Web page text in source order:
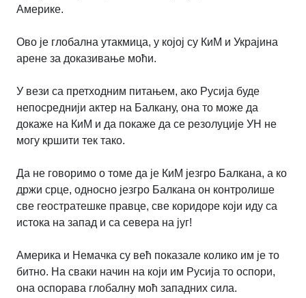
Америке.
Ово је глобална утакмица, у којој су КиМ и Украјина
арене за доказивање моћи.
У вези са претходним питањем, ако Русија буде
непосреднији актер на Балкану, она то може да
докаже на КиМ и да покаже да се резолуције УН не
могу кршити тек тако.
Да не говоримо о томе да је КиМ језгро Балкана, а ко
држи срце, односно језгро Балкана он контролише
све геостратешке правце, све коридоре који иду са
истока на запад и са севера на југ!
Америка и Немачка су већ показале колико им је то
битно. На сваки начин на који им Русија то оспори,
она оспорава глобалну моћ западних сила.